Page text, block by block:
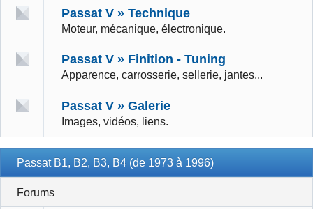
Passat V » Technique
Moteur, mécanique, électronique.
Passat V » Finition - Tuning
Apparence, carrosserie, sellerie, jantes...
Passat V » Galerie
Images, vidéos, liens.
Passat B1, B2, B3, B4 (de 1973 à 1996)
Forums